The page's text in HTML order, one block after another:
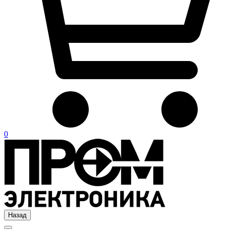
0
Назад